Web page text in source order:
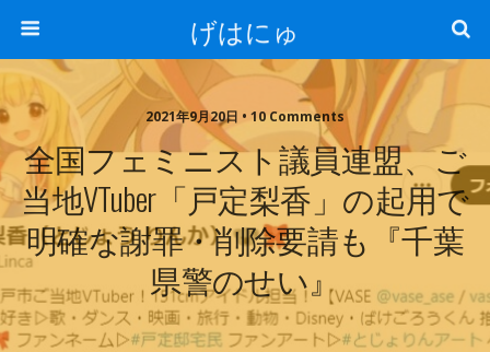
げはにゅ
2021年9月20日 • 10 Comments
全国フェミニスト議員連盟、ご
当地VTuber「戸定梨香」の起用で
明確な謝罪・削除要請も『千葉
県警のせい』